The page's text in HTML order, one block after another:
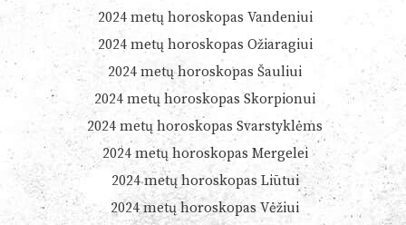
2024 metų horoskopas Vandeniui
2024 metų horoskopas Ožiaragiui
2024 metų horoskopas Šauliui
2024 metų horoskopas Skorpionui
2024 metų horoskopas Svarstyklėms
2024 metų horoskopas Mergelei
2024 metų horoskopas Liūtui
2024 metų horoskopas Vėžiui